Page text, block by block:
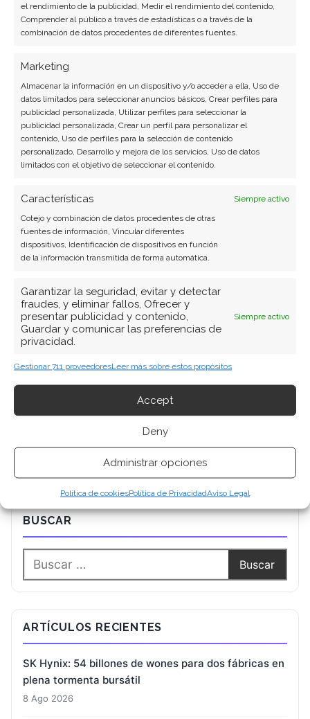
el rendimiento de la publicidad, Medir el rendimiento del contenido,
Comprender al público a través de estadísticas o a través de la
combinación de datos procedentes de diferentes fuentes.
Marketing
Almacenar la información en un dispositivo y/o acceder a ella, Uso de
datos limitados para seleccionar anuncios básicos, Crear perfiles para
publicidad personalizada, Utilizar perfiles para seleccionar la
publicidad personalizada, Crear un perfil para personalizar el
contenido, Uso de perfiles para la selección de contenido
personalizado, Desarrollo y mejora de los servicios, Uso de datos
limitados con el objetivo de seleccionar el contenido.
Características
Siempre activo
Cotejo y combinación de datos procedentes de otras
fuentes de información, Vincular diferentes
dispositivos, Identificación de dispositivos en función
de la información transmitida de forma automática.
Garantizar la seguridad, evitar y detectar
fraudes, y eliminar fallos, Ofrecer y
presentar publicidad y contenido,
Guardar y comunicar las preferencias de
privacidad.
Siempre activo
Gestionar 711 proveedoresLeer más sobre estos propósitos
Accept
Deny
Administrar opciones
Política de cookiesPolítica de PrivacidadAviso Legal
SOBRE EL AUTOR
Javier Martínez González
Ingeniero de software convertido en escritor
tecnológico. Analiza las últimas tendencias en
Ver todos los artículos →
BUSCAR
ARTÍCULOS RECIENTES
SK Hynix: 54 billones de wones para dos fábricas en
plena tormenta bursátil
8 Ago 2026